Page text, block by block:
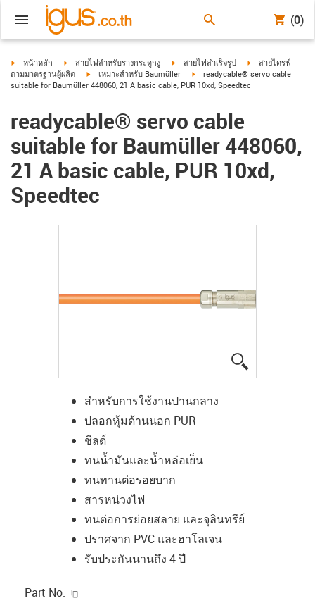
(0)
igus-icon-arrow-right
หน้าหลัก igus-icon-arrow-right
สายไฟสำหรับรางกระดูกงู igus-icon-arrow-right
สายไฟสำเร็จรูป igus-icon-arrow-
สายไดรฟ์
ตามมาตรฐานผู้ผลิต
igus-icon-arrow-right
เหมาะสำหรับ Baumüller igus-icon-arrow-right
readycable® servo cable
suitable for Baumüller 448060, 21 A basic cable, PUR 10xd, Speedtec
readycable® servo cable
suitable for Baumüller 448060,
21 A basic cable, PUR 10xd,
Speedtec
สำหรับการใช้งานปานกลาง
ปลอกหุ้มด้านนอก PUR
ชีลด์
ทนน้ำมันและน้ำหล่อเย็น
ทนทานต่อรอยบาก
สารหน่วงไฟ
ทนต่อการย่อยสลาย และจุลินทรีย์
ปราศจาก PVC และฮาโลเจน
รับประกันนานถึง 4 ปี
Part No.